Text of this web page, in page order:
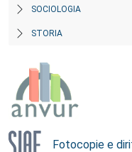
SOCIOLOGIA
STORIA
Fotocopie e